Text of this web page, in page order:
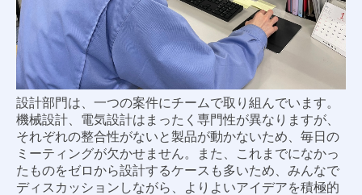
設計部門は、一つの案件にチームで取り組んでいます。
機械設計、電気設計はまったく専門性が異なりますが、
それぞれの整合性がないと製品が動かないため、毎日の
ミーティングが欠かせません。また、これまでになかっ
たものをゼロから設計するケースも多いため、みんなで
ディスカッションしながら、よりよいアイデアを積極的